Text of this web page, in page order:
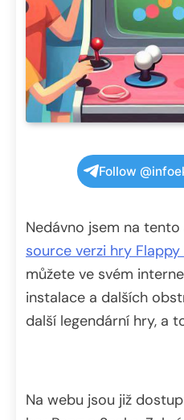
Follow
Nedávno jsem na
source verzi hry Flappy
můžete ve svém
instalace a dalších
další legendární hry, a
Na webu jsou již